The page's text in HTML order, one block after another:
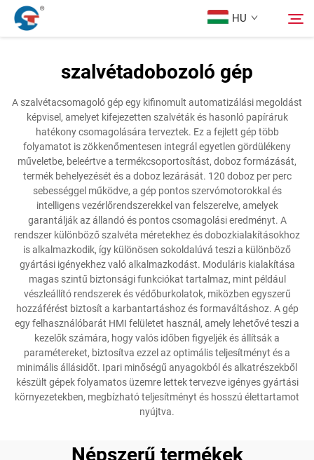
HU
Termékek
Tervezési Eset
Szolgáltatás
Hírek
Kapcsolat
Keresés
szalvétadobozoló gép
A szalvétacsomagoló gép egy kifinomult automatizálási megoldást
képvisel, amelyet kifejezetten szalvéták és hasonló papíráruk
hatékony csomagolására terveztek. Ez a fejlett gép több
folyamatot is zökkenőmentesen integrál egyetlen gördülékeny
műveletbe, beleértve a termékcsoportosítást, doboz formázását,
termék behelyezését és a doboz lezárását. 120 doboz per perc
sebességgel működve, a gép pontos szervómotorokkal és
intelligens vezérlőrendszerekkel van felszerelve, amelyek
garantálják az állandó és pontos csomagolási eredményt. A
rendszer különböző szalvéta méretekhez és dobozkialakításokhoz
is alkalmazkodik, így különösen sokoldalúvá teszi a különböző
gyártási igényekhez való alkalmazkodást. Moduláris kialakítása
magas szintű biztonsági funkciókat tartalmaz, mint például
vészleállító rendszerek és védőburkolatok, miközben egyszerű
hozzáférést biztosít a karbantartáshoz és formaváltáshoz. A gép
egy felhasználóbarát HMI felületet használ, amely lehetővé teszi a
kezelők számára, hogy valós időben figyeljék és állítsák a
paramétereket, biztosítva ezzel az optimális teljesítményt és a
minimális állásidőt. Ipari minőségű anyagokból és alkatrészekből
készült gépek folyamatos üzemre lettek tervezve igényes gyártási
környezetekben, megbízható teljesítményt és hosszú élettartamot
nyújtva.
Népszerű termékek